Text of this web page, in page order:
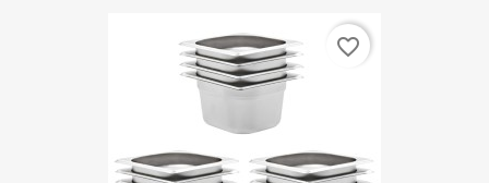
favorite_border